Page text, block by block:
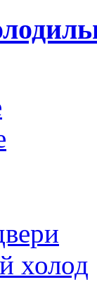
холод